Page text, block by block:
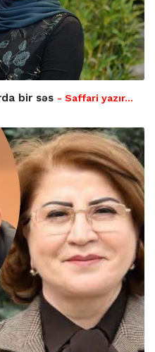
bir səs - Saffari yazır…